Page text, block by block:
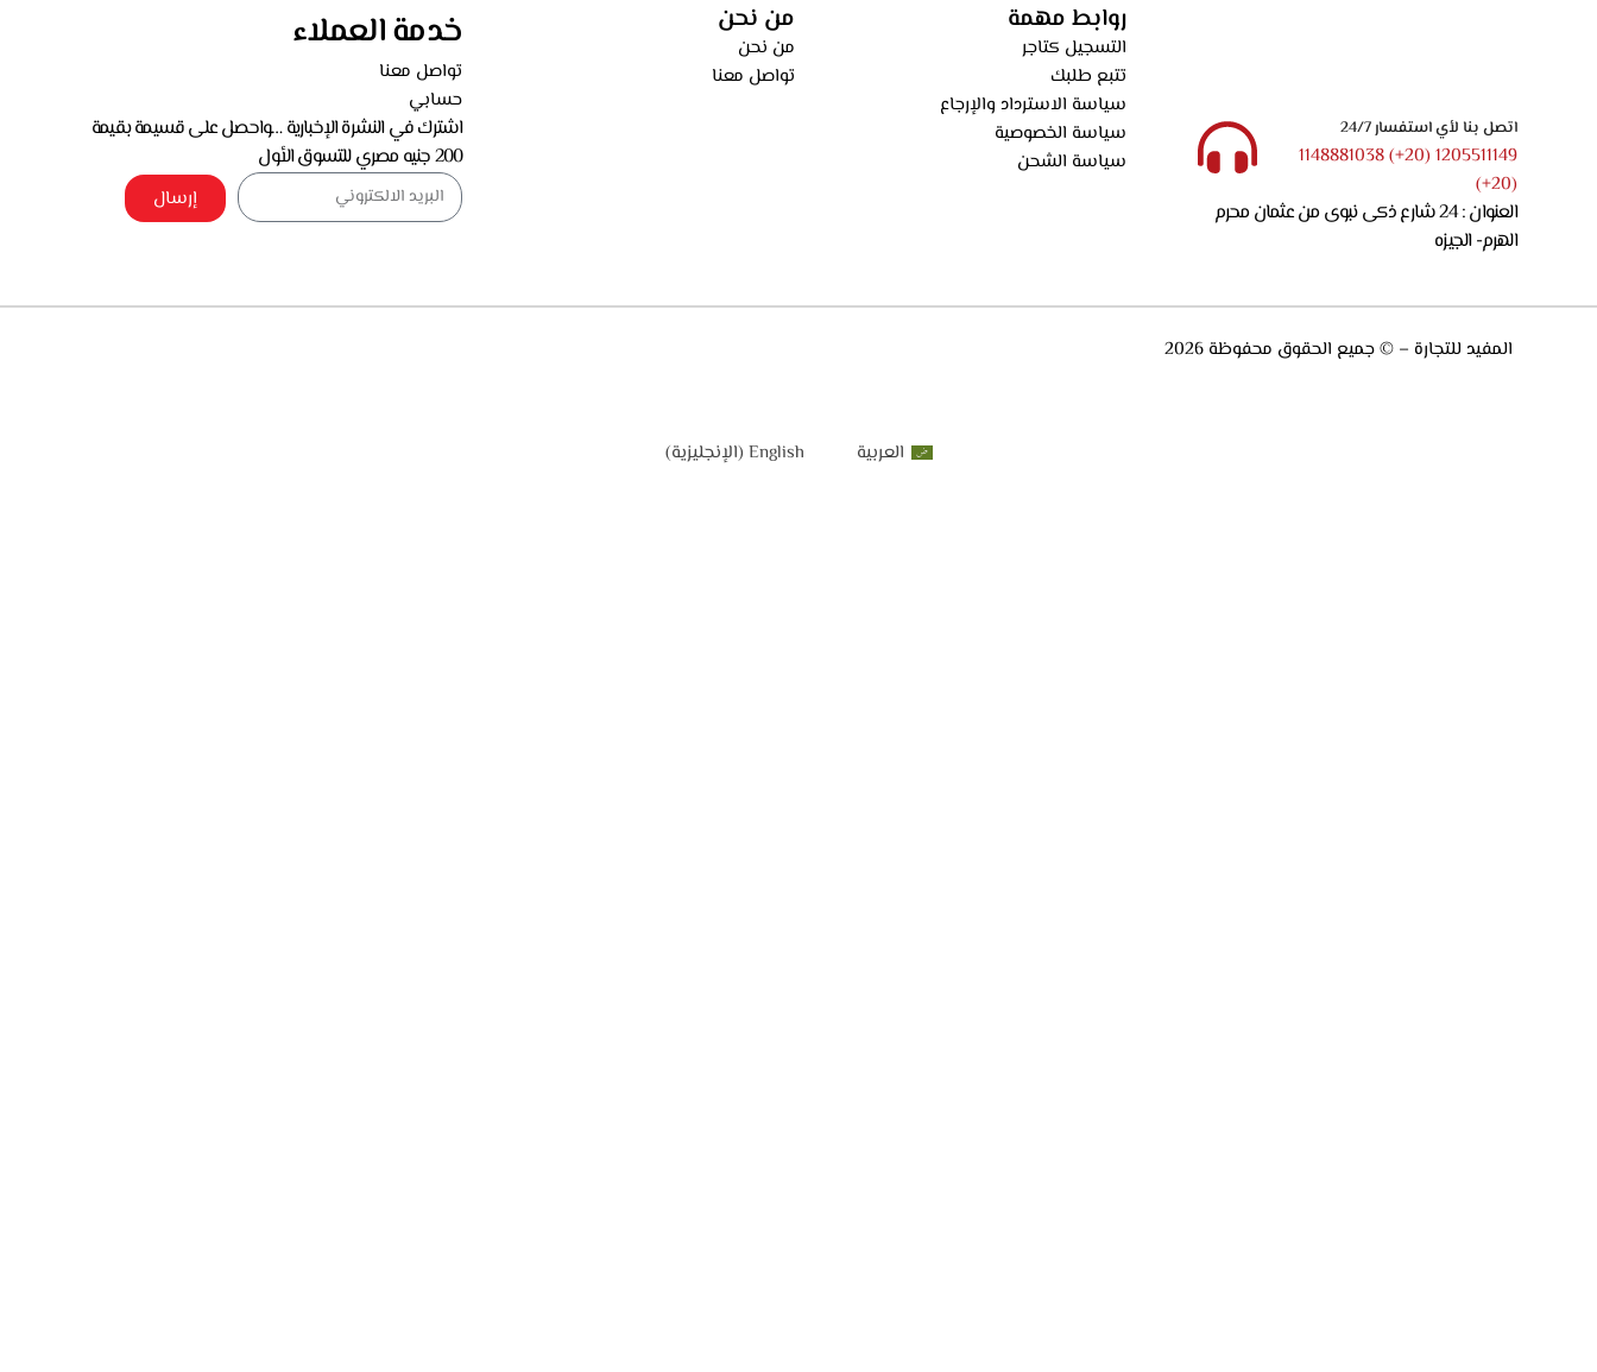
اتصل بنا لأي استفسار 24/7
1205511149 (20+) 1148881038
(20+)
العنوان : 24 شارع ذكى نبوى من عثمان محرم
الهرم- الجيزه
روابط مهمة
التسجيل كتاجر
تتبع طلبك
سياسة الاسترداد والإرجاع
سياسة الخصوصية
سياسة الشحن
من نحن
من نحن
تواصل معنا
خدمة العملاء
تواصل معنا
حسابي
اشترك في النشرة الإخبارية …واحصل على قسيمة بقيمة
200 جنيه مصري للتسوق الأول
إرسال
المفيد للتجارة – © جميع الحقوق محفوظة 2026
العربية English
(الإنجليزية)